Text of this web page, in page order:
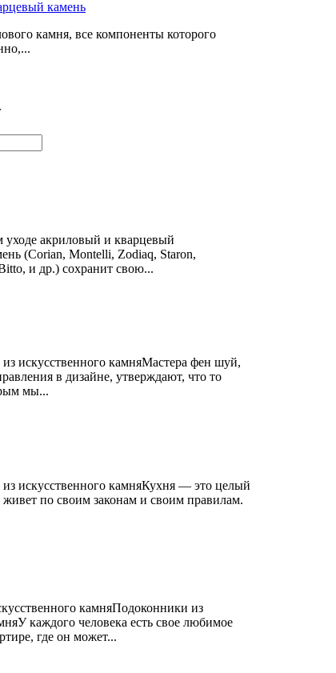
камня, все компоненты которого
акриловый и кварцевый
(Corian, Montelli, Zodiaq, Staron,
и др.) сохранит свою...
искусственного камняМастера фен шуй,
в дизайне, утверждают, что то
мы...
искусственного камняКухня — это целый
по своим законам и своим правилам.
камняПодоконники из
каждого человека есть свое любимое
где он может...